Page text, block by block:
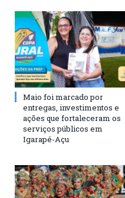
Maio foi marcado por
entregas, investimentos e
ações que fortaleceram os
serviços públicos em
Igarapé-Açu